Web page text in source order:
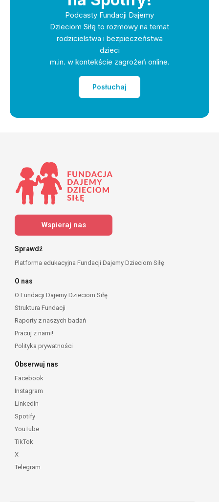
Podcasty Fundacji Dajemy
Dzieciom Siłę to rozmowy na temat
rodzicielstwa i bezpieczeństwa
dzieci
m.in. w kontekście zagrożeń online.
Posłuchaj
Wspieraj nas
Sprawdź
Platforma edukacyjna Fundacji Dajemy Dzieciom Siłę
O nas
O Fundacji Dajemy Dzieciom Siłę
Struktura Fundacji
Raporty z naszych badań
Pracuj z nami!
Polityka prywatności
Obserwuj nas
Facebook
Instagram
LinkedIn
Spotify
YouTube
TikTok
X
Telegram